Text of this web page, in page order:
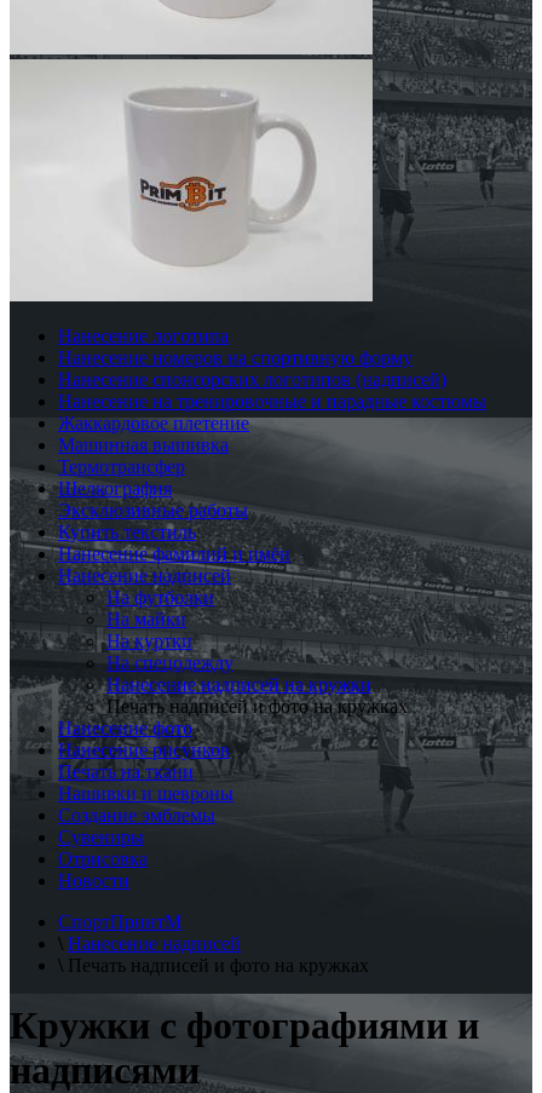
Нанесение логотипа
Нанесение номеров на спортивную форму
Нанесение спонсорских логотипов (надписей)
Нанесение на тренировочные и парадные костюмы
Жаккардовое плетение
Машинная вышивка
Термотрансфер
Шелкография
Эксклюзивные работы
Купить текстиль
Нанесение фамилий и имён
Нанесение надписей
На футболки
На майки
На куртки
На спецодежду
Нанесение надписей на кружки
Печать надписей и фото на кружках
Нанесение фото
Нанесение рисунков
Печать на ткани
Нашивки и шевроны
Создание эмблемы
Сувениры
Отрисовка
Новости
СпортПринтМ
\ Нанесение надписей
\ Печать надписей и фото на кружках
Кружки с фотографиями и
надписями